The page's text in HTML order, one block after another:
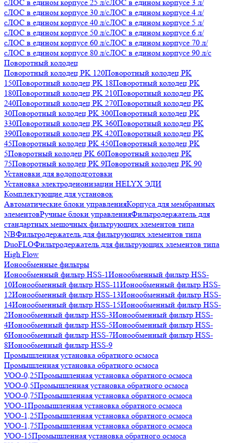
сЛОС в едином корпусе 25 л/сЛОС в едином корпусе 3 л/
сЛОС в едином корпусе 30 л/сЛОС в едином корпусе 4 л/
сЛОС в едином корпусе 40 л/сЛОС в едином корпусе 5 л/
сЛОС в едином корпусе 50 л/сЛОС в едином корпусе 6 л/
сЛОС в едином корпусе 60 л/сЛОС в едином корпусе 70 л/
сЛОС в едином корпусе 80 л/сЛОС в едином корпусе 90 л/с
Поворотный колодец
Поворотный колодец PK 120Поворотный колодец PK
150Поворотный колодец PK 18Поворотный колодец PK
180Поворотный колодец PK 210Поворотный колодец PK
240Поворотный колодец PK 270Поворотный колодец PK
30Поворотный колодец PK 300Поворотный колодец PK
330Поворотный колодец PK 360Поворотный колодец PK
390Поворотный колодец PK 420Поворотный колодец PK
45Поворотный колодец PK 450Поворотный колодец PK
5Поворотный колодец PK 60Поворотный колодец PK
75Поворотный колодец PK 9Поворотный колодец PK 90
Установки для водоподготовки
Установка электродеионизации HELYX ЭДИ
Комплектующие для установок
Автоматические блоки управленияКорпуса для мембранных
элементовРучные блоки управленияФильтродержатель для
стандартных мешочных фильтрующих элементов типа
NBФильтродержатель для фильтрующих элементов типа
DuoFLOФильтродержатель для фильтрующих элементов типа
High Flow
Ионообменные фильтры
Ионообменный фильтр HSS-1Ионообменный фильтр HSS-
10Ионообменный фильтр HSS-11Ионообменный фильтр HSS-
12Ионообменный фильтр HSS-13Ионообменный фильтр HSS-
14Ионообменный фильтр HSS-15Ионообменный фильтр HSS-
2Ионообменный фильтр HSS-3Ионообменный фильтр HSS-
4Ионообменный фильтр HSS-5Ионообменный фильтр HSS-
6Ионообменный фильтр HSS-7Ионообменный фильтр HSS-
8Ионообменный фильтр HSS-9
Промышленная установка обратного осмоса
Промышленная установка обратного осмоса
УОО-0,25Промышленная установка обратного осмоса
УОО-0,5Промышленная установка обратного осмоса
УОО-0,75Промышленная установка обратного осмоса
УОО-1Промышленная установка обратного осмоса
УОО-1,25Промышленная установка обратного осмоса
УОО-1,75Промышленная установка обратного осмоса
УОО-15Промышленная установка обратного осмоса